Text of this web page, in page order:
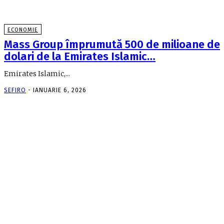
ECONOMIE
Mass Group împrumută 500 de milioane de
dolari de la Emirates Islamic…
Emirates Islamic,...
SEFIRO - IANUARIE 6, 2026